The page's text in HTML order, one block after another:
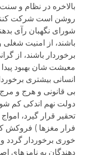
بالاخره در نظام و
روشن است شرکت
شورای نگهبان رآی
باشند، از امنیت
برخوردار باشند، از
معیشت شان بهبود
انسانی بیشتری
بی قانونی و هرج و
دولت نهم اندکی کم
تحقیر قرار گیرد،
فرار مغزها ) فروکش
خوری برخوردار گردد
دهندگان به نامزهای